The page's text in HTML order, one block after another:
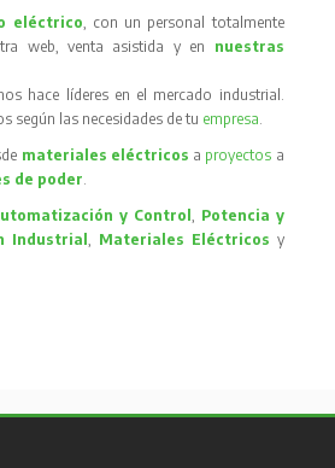
eléctrico, con un personal totalmente
web, venta asistida y en nuestras
hace líderes en el mercado industrial.
según las necesidades de tu empresa.
materiales eléctricos a proyectos a
de poder.
y Control, Potencia y
Industrial , Materiales Eléctricos y